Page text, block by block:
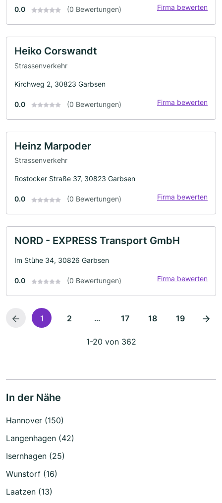
0.0 (0 Bewertungen) Firma bewerten
Heiko Corswandt
Strassenverkehr
Kirchweg 2, 30823 Garbsen
0.0 (0 Bewertungen) Firma bewerten
Heinz Marpoder
Strassenverkehr
Rostocker Straße 37, 30823 Garbsen
0.0 (0 Bewertungen) Firma bewerten
NORD - EXPRESS Transport GmbH
Im Stühe 34, 30826 Garbsen
0.0 (0 Bewertungen) Firma bewerten
1 2 ... 17 18 19
1-20 von 362
In der Nähe
Hannover (150)
Langenhagen (42)
Isernhagen (25)
Wunstorf (16)
Laatzen (13)